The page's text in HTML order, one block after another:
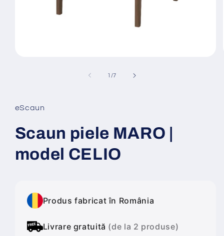
fereastră
modală
1 /din
7
eScaun
Scaun piele MARO |
model CELIO
Produs fabricat în România
Livrare gratuită (de la 2 produse)